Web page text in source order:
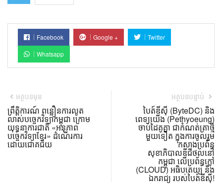
Facebook Google +
Twitter
Whatsapp
អត្ថបទមុន
ព្រឹត្តិការណ៍ ពន្លឿនការលូត
លាស់បច្ចេកវិទ្យាកម្ពុជា ក្រោម
យុទ្ធនាការជាតិ «អនុភាព
បច្ចេកវិទ្យាខ្មែរ» ដំណើរការ
ដោយជោគជ័យ
អត្ថបទបន្ទាប់
បៃត៍ឌីស៊ី (ByteDC) និង
ពេទ្យយើង (Pethyoeung)
ចាប់ដៃគូគ្នា ជាកំណត់ត្រាថ្មី
មួយទៀត ក្នុងការចូលរួម
កសាងប្រព័ន្ធ
សុខាភិបាលឌីជីថល​នៅ
កម្ពុជា លើប្រព័ន្ធក្លៅ
(CLOUD) អធិបតេយ្យ និង
ឯករាជ្យ របស់បៃត៍ឌីស៊ី!